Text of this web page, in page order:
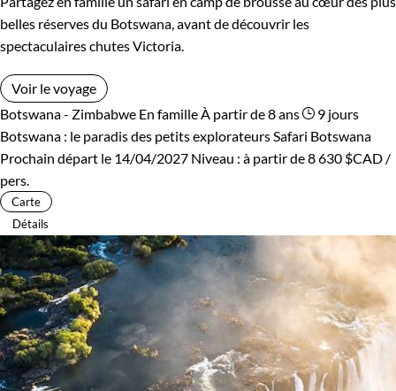
belles réserves du Botswana, avant de découvrir les
spectaculaires chutes Victoria.
Voir le voyage
Botswana - Zimbabwe En famille À partir de 8 ans
9 jours
Botswana : le paradis des petits explorateurs Safari Botswana
Prochain départ le 14/04/2027 Niveau : à partir de8 630 $CAD /
pers.
Carte
Détails